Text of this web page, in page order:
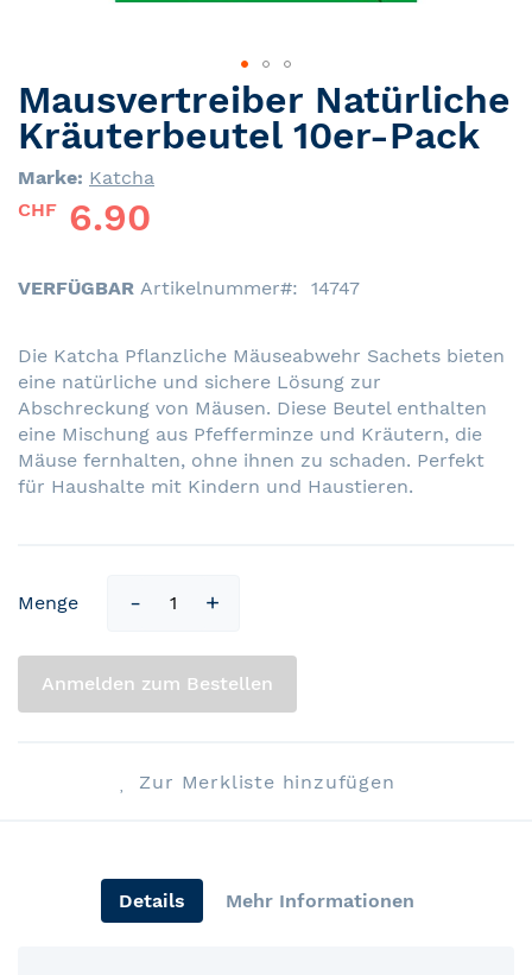
Skip
to
the
beginning
the
gallery
Mausvertreiber Natürliche
Kräuterbeutel 10er-Pack
Marke: Katcha
CHF 6.90
VERFÜGBAR Artikelnummer 14747
Die Katcha Pflanzliche Mäuseabwehr Sachets bieten
eine natürliche und sichere Lösung zur
Abschreckung von Mäusen. Diese Beutel enthalten
eine Mischung aus Pfefferminze und Kräutern, die
Mäuse fernhalten, ohne ihnen zu schaden. Perfekt
für Haushalte mit Kindern und Haustieren.
Menge
Anmelden zum Bestellen
Zur Merkliste hinzufügen
Details Mehr Informationen